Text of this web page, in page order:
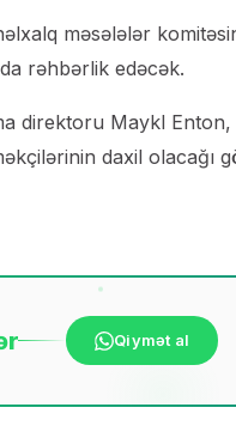
məsələlər
rəhbərlik edəcək.
direktoru Maykl
daxil olacağı
Qiymət al